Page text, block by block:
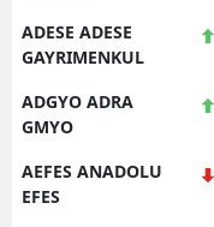
ADESE ADESE
GAYRIMENKUL
ADGYO ADRA
GMYO
AEFES ANADOLU
EFES